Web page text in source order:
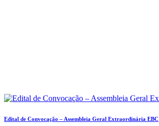
Edital de Convocação – Assembleia Geral Extraordinária EBC